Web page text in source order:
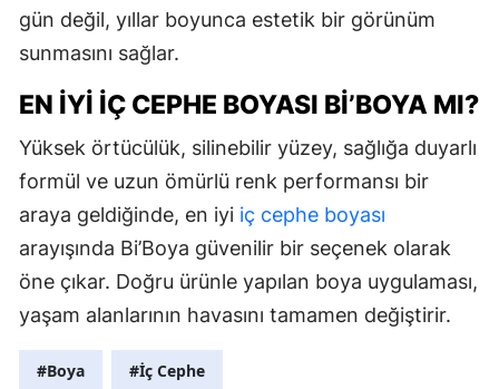
gün değil, yıllar boyunca estetik bir görünüm
sunmasını sağlar.
EN İYI İÇ CEPHE BOYASI BI’BOYA MI?
Yüksek örtücülük, silinebilir yüzey, sağlığa duyarlı
formül ve uzun ömürlü renk performansı bir
araya geldiğinde, en iyi iç cephe boyası
arayışında Bi’Boya güvenilir bir seçenek olarak
öne çıkar. Doğru ürünle yapılan boya uygulaması,
yaşam alanlarının havasını tamamen değiştirir.
#Boya #İç Cephe